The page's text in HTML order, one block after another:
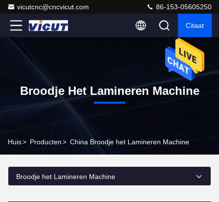
vicutcnc@cncvicut.com 86-153-05605250
Citaat
Broodje Het Lamineren Machine
Huis> Producten> China Broodje het Lamineren Machine
Broodje het Lamineren Machine